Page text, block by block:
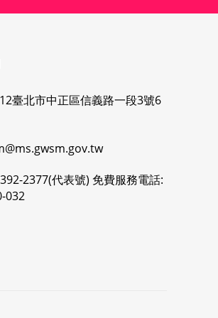
臺北市中正區信義路一段3號6
2377(代表號) 免費服務電話:
032